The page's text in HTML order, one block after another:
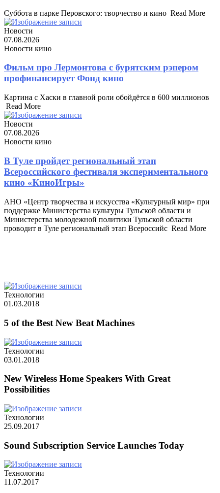
Суббота в парке Перовского: творчество и кино ​ Read More
Новости
07.08.2026
Новости кино
Фильм про Лермонтова с бурятским рэпером
профинансирует Фонд кино
Картина с Хаски в главной роли обойдётся в 600 миллионов ​
Read More
Новости
07.08.2026
Новости кино
В Туле пройдет региональный этап
Всероссийского фестиваля экспериментального
кино «КиноИгры»
АНО «Центр творчества и искусства «Культурный мир» при
поддержке Министерства культуры Тульской области и
Министерства молодежной политики Тульской области
проводит в Туле региональный этап Всероссийс ​ Read More
Технологии
01.03.2018
5 of the Best New Beat Machines
Технологии
03.01.2018
New Wireless Home Speakers With Great
Possibilities
Технологии
25.09.2017
Sound Subscription Service Launches Today
Технологии
11.07.2017